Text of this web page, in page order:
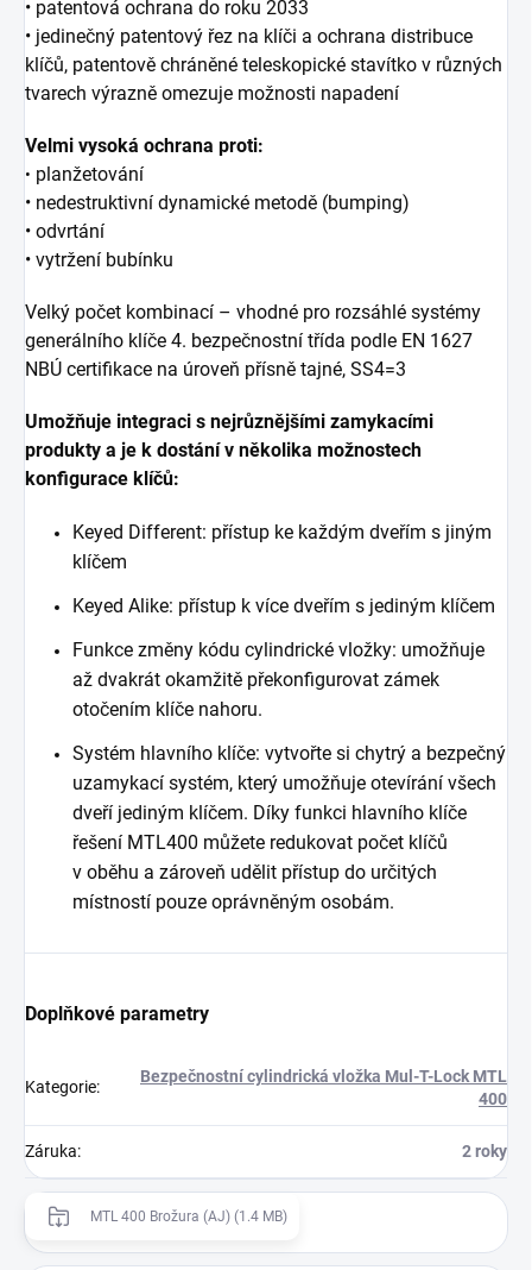
• patentová ochrana do roku 2033
• jedinečný patentový řez na klíči a ochrana distribuce
klíčů, patentově chráněné teleskopické stavítko v různých
tvarech výrazně omezuje možnosti napadení
Velmi vysoká ochrana proti:
• planžetování
• nedestruktivní dynamické metodě (bumping)
• odvrtání
• vytržení bubínku
Velký počet kombinací – vhodné pro rozsáhlé systémy
generálního klíče 4. bezpečnostní třída podle EN 1627
NBÚ certifikace na úroveň přísně tajné, SS4=3
Umožňuje integraci s nejrůznějšími zamykacími
produkty a je k dostání v několika možnostech
konfigurace klíčů:
Keyed Different: přístup ke každým dveřím s jiným
klíčem
Keyed Alike: přístup k více dveřím s jediným klíčem
Funkce změny kódu cylindrické vložky: umožňuje
až dvakrát okamžitě překonfigurovat zámek
otočením klíče nahoru.
Systém hlavního klíče: vytvořte si chytrý a bezpečný
uzamykací systém, který umožňuje otevírání všech
dveří jediným klíčem. Díky funkci hlavního klíče
řešení MTL400 můžete redukovat počet klíčů
v oběhu a zároveň udělit přístup do určitých
místností pouze oprávněným osobám.
Doplňkové parametry
Kategorie:
Bezpečnostní cylindrická vložka Mul-T-Lock MTL
400
Záruka: 2 roky
MTL 400 Brožura (AJ) (1.4 MB)